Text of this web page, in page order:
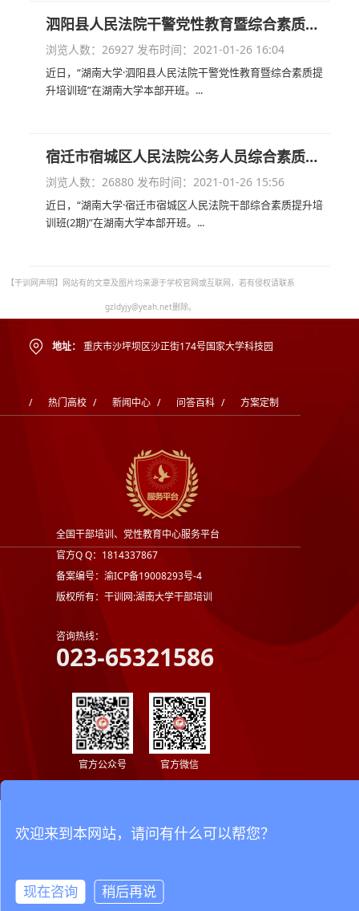
泗阳县人民法院干警党性教育暨综合素质提升培训班开班
浏览人数：26927 发布时间：2021-01-26 16:04
近日，“湖南大学·泗阳县人民法院干警党性教育暨综合素质提
升培训班”在湖南大学本部开班。...
宿迁市宿城区人民法院公务人员综合素质提升培训班（2期）开班
浏览人数：26880 发布时间：2021-01-26 15:56
近日，“湖南大学·宿迁市宿城区人民法院干部综合素质提升培
训班(2期)”在湖南大学本部开班。...
【干训网声明】网站有的文章及图片均来源于学校官网或互联网，若有侵权请联系
gzldyjy@yeah.net删除。
地址： 重庆市沙坪坝区沙正街174号国家大学科技园
/ 热门高校 / 新闻中心 / 问答百科 / 方案定制
全国干部培训、党性教育中心服务平台
官方Q Q：1814337867
备案编号：渝ICP备19008293号-4
版权所有：干训网:湖南大学干部培训
咨询热线：
023-65321586
官方公众号 官方微信
欢迎来到本网站，请问有什么可以帮您？
现在咨询 稍后再说